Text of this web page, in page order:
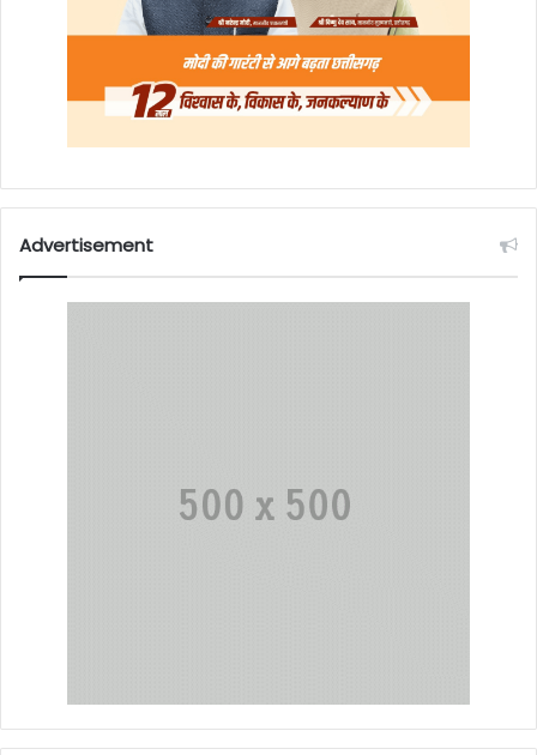
Advertisement